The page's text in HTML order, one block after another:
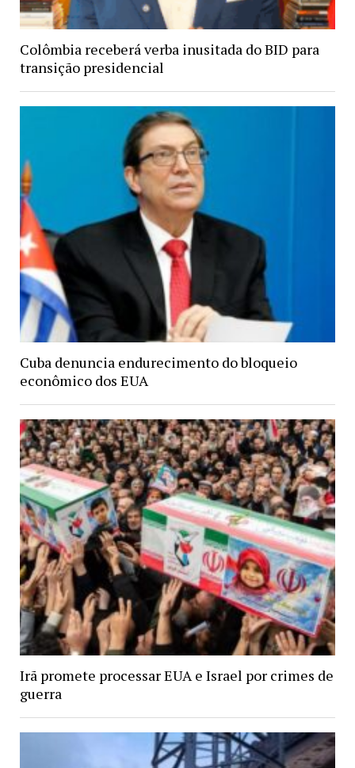
Colômbia receberá verba inusitada do BID para
transição presidencial
Cuba denuncia endurecimento do bloqueio
econômico dos EUA
Irã promete processar EUA e Israel por crimes de
guerra